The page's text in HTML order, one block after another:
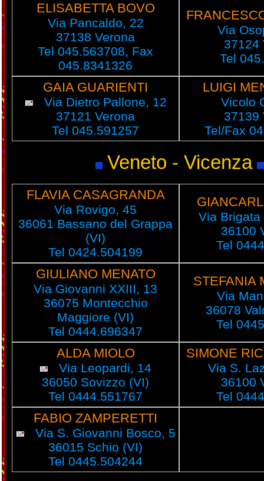
ELISABETTA BOVO
Via Pancaldo, 22
37138 Verona
Tel 045.563708, Fax
045.8341326
Via
37124
Tel
GAIA GUARIENTI
Via Dietro Pallone, 12
37121 Verona
Tel 045.591257
LUIGI
Vicolo
37139
Tel/Fax
Veneto - Vicenza
FLAVIA CASAGRANDA
Via Rovigo, 45
36061 Bassano del Grappa
(VI)
Tel 0424.504199
Via
36100
Tel
GIULIANO MENATO
Via Giovanni XXIII, 13
36075 Montecchio
Maggiore (VI)
Tel 0444.696347
STEFANIA
Via
36078
Tel
ALDA MIOLO
Via Leopardi, 14
36050 Sovizzo (VI)
Tel 0444.551767
SIMONE
Via S.
36100
Tel
FABIO ZAMPERETTI
Via S. Giovanni Bosco, 5
36015 Schio (VI)
Tel 0445.504244